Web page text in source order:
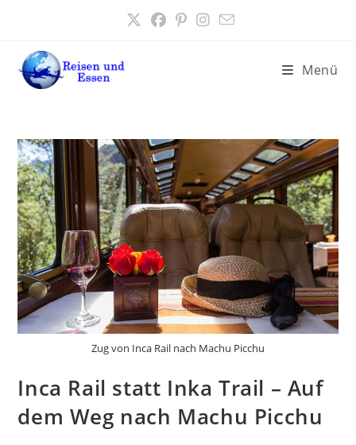
springen
Menü
Zug von Inca Rail nach Machu Picchu
Inca Rail statt Inka Trail – Auf
dem Weg nach Machu Picchu